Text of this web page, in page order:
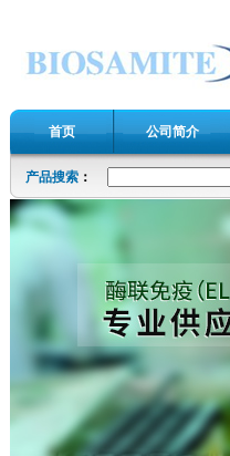
首页 公司简介
产品搜索 ：